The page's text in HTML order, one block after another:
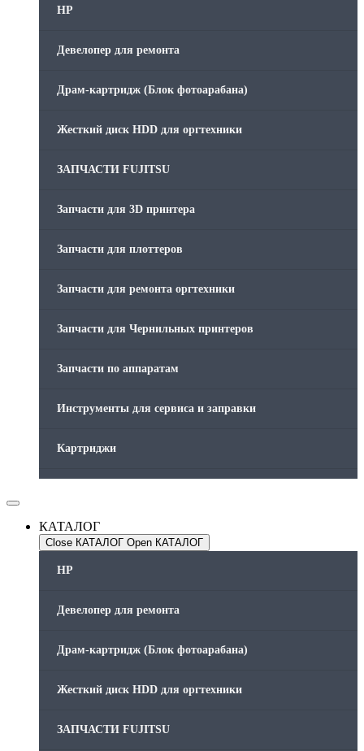
Скрепки для финишера
Средства для сервиса / Оборудование
Стяжки для кабеля
Товары для заправки
Фольга , изолента, скотч и тд
HP
Девелопер для ремонта
Драм-картридж (Блок фотоарабана)
Жесткий диск HDD для оргтехники
ЗАПЧАСТИ FUJITSU
Запчасти для 3D принтера
Запчасти для плоттеров
Запчасти для ремонта оргтехники
Запчасти для Чернильных принтеров
Запчасти по аппаратам
Инструменты для сервиса и заправки
Картриджи
Оргтехника / Принтеры, Копиры и МФУ
Память для принтера
Печатающая головка для принтера
Ремонт принтера. Услуги Сервисного центра.
Скрепки для финишера
Средства для сервиса / Оборудование
КАТАЛОГ
Close КАТАЛОГ Open КАТАЛОГ
HP
Девелопер для ремонта
Драм-картридж (Блок фотоарабана)
Жесткий диск HDD для оргтехники
ЗАПЧАСТИ FUJITSU